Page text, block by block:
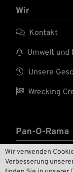
Wir verwenden
Verbesserung
Wir
 Kontakt
 Umwelt und
 Unsere
 Wrecking
Pan-O-Rama
 Product